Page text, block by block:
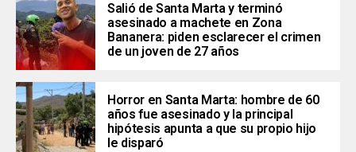
Salió de Santa Marta y terminó
asesinado a machete en Zona
Bananera: piden esclarecer el crimen
de un joven de 27 años
Horror en Santa Marta: hombre de 60
años fue asesinado y la principal
hipótesis apunta a que su propio hijo
le disparó